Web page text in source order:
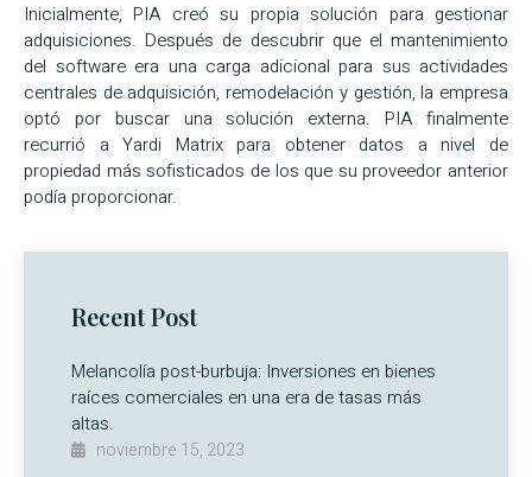
Inicialmente, PIA creó su propia solución para gestionar
adquisiciones. Después de descubrir que el mantenimiento
del software era una carga adicional para sus actividades
centrales de adquisición, remodelación y gestión, la empresa
optó por buscar una solución externa. PIA finalmente
recurrió a Yardi Matrix para obtener datos a nivel de
propiedad más sofisticados de los que su proveedor anterior
podía proporcionar.
Recent Post
Melancolía post-burbuja: Inversiones en bienes
raíces comerciales en una era de tasas más
altas.
noviembre 15, 2023